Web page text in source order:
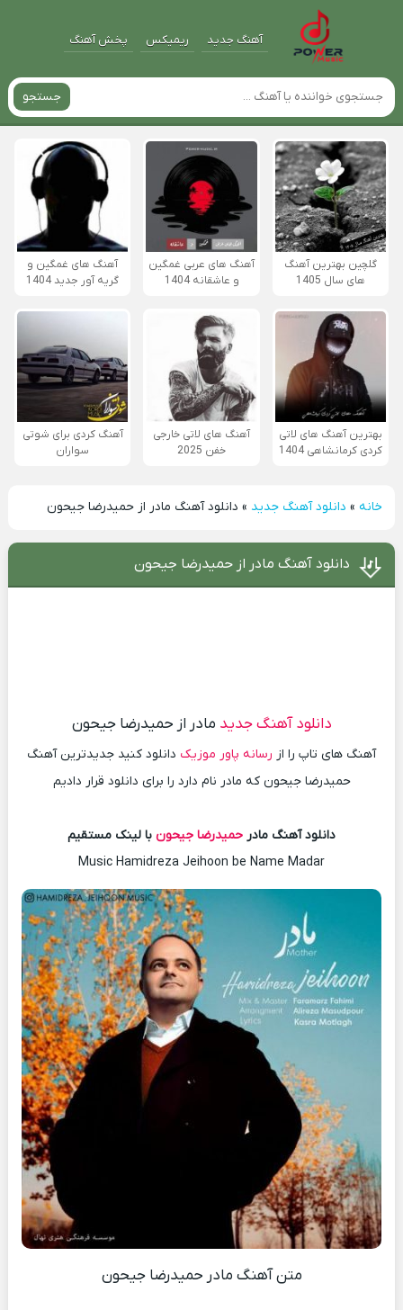
آهنگ جدید ریمیکس پخش آهنگ
جستجو
گلچین بهترین آهنگ
های سال 1405
آهنگ های عربی غمگین
و عاشقانه 1404
آهنگ های غمگین و
گریه آور جدید 1404
بهترین آهنگ های لاتی
کردی کرمانشاهی 1404
آهنگ های لاتی خارجی
خفن 2025
آهنگ کردی برای شوتی
سواران
خانه» دانلود آهنگ جدید » دانلود آهنگ مادر از حمیدرضا جیحون
دانلود آهنگ مادر از حمیدرضا جیحون
دانلود آهنگ جدید مادر از حمیدرضا جیحون
آهنگ های تاپ را از رسانه پاور موزیک دانلود کنید جدیدترین آهنگ
حمیدرضا جیحون که مادر نام دارد را برای دانلود قرار دادیم
دانلود آهنگ مادر حمیدرضا جیحون با لینک مستقیم
Music Hamidreza Jeihoon be Name Madar
متن آهنگ مادر حمیدرضا جیحون